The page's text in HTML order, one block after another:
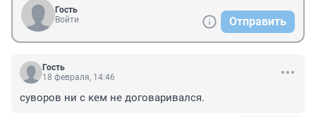
Гость
Войти
Отправить
Гость
18 февраля, 14:46
суворов ни с кем не договаривался.